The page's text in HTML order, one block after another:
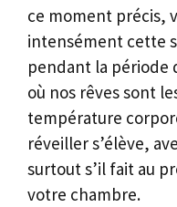
ce moment précis,
intensément cette
pendant la période
où nos rêves sont
température
réveiller s’élève,
surtout s’il fait au
votre chambre.